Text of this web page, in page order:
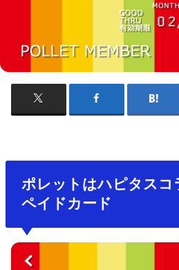
ポレットはハピタスコ
ペイドカード